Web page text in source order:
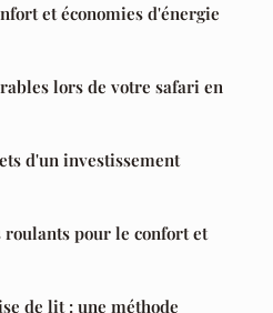
et économies d'énergie
lors de votre safari en
d'un investissement
roulants pour le confort et
de lit : une méthode